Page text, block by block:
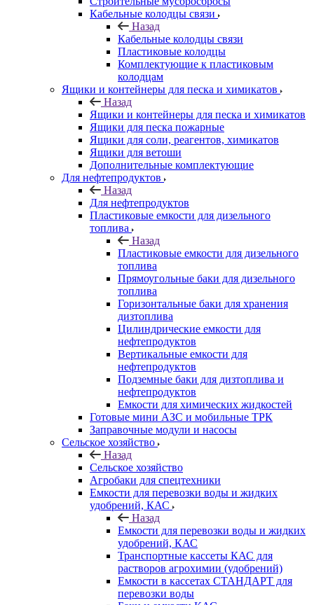
Кабельные колодцы связи
Назад
Кабельные колодцы связи
Пластиковые колодцы
Комплектующие к пластиковым
колодцам
Ящики и контейнеры для песка и химикатов
Назад
Ящики и контейнеры для песка и химикатов
Ящики для песка пожарные
Ящики для соли, реагентов, химикатов
Ящики для ветоши
Дополнительные комплектующие
Для нефтепродуктов
Назад
Для нефтепродуктов
Пластиковые емкости для дизельного
топлива
Назад
Пластиковые емкости для дизельного
топлива
Прямоугольные баки для дизельного
топлива
Горизонтальные баки для хранения
дизтоплива
Цилиндрические емкости для
нефтепродуктов
Вертикальные емкости для
нефтепродуктов
Подземные баки для дизтоплива и
нефтепродуктов
Емкости для химических жидкостей
Готовые мини АЗС и мобильные ТРК
Заправочные модули и насосы
Сельское хозяйство
Назад
Сельское хозяйство
Агробаки для спецтехники
Емкости для перевозки воды и жидких
удобрений, КАС
Назад
Емкости для перевозки воды и жидких
удобрений, КАС
Транспортные кассеты КАС для
растворов агрохимии (удобрений)
Емкости в кассетах СТАНДАРТ для
перевозки воды